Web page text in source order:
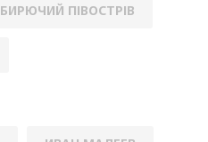
БИРЮЧИЙ ПІВОСТРІВ